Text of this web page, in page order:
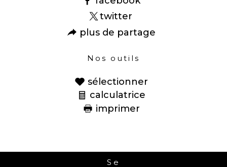
twitter
plus de partage
Nos outils
sélectionner
calculatrice
imprimer
Se